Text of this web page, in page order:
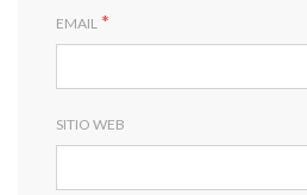
EMAIL *
SITIO WEB